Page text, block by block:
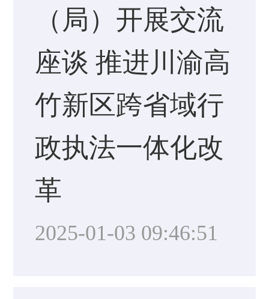
（局）开展交流
座谈 推进川渝高
竹新区跨省域行
政执法一体化改
革
2025-01-03 09:46:51